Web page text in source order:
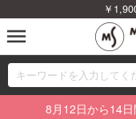
￥
menu
00 ブランドから探す
8月12日から14